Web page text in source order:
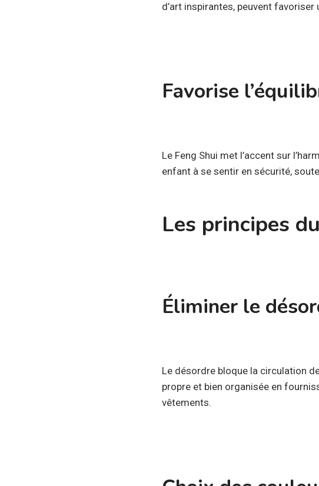
d’art inspirantes, peuvent
Favorise
Le Feng Shui met l’accent sur
enfant à se sentir en sécurité,
Les principes
Éliminer le
Le désordre bloque la circulation
propre et bien organisée en
vêtements.